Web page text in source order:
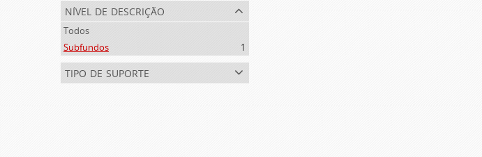
nível de descrição
Todos
Subfundos
1
tipo de suporte